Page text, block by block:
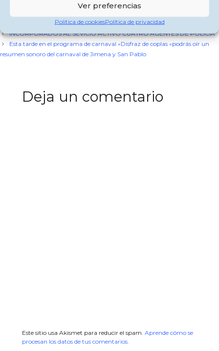
Ver preferencias
Política de cookiesPolítica de privacidad
INCORPORADOS AL SEVICIO ACTIVO CUATRO AGENTES DE POLICÍA
Esta tarde en el programa de carnaval «Disfraz de coplas «podrás oír un
resumen sonoro del carnaval de Jimena y San Pablo
Deja un comentario
Este sitio usa Akismet para reducir el spam. Aprende cómo se
procesan los datos de tus comentarios.